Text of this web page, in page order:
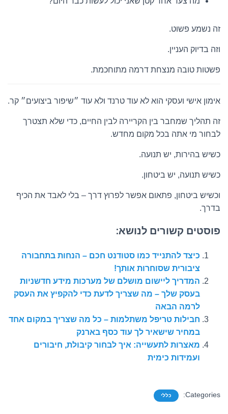
זה נשמע פשוט.
וזה בדיוק העניין.
פשטות טובה מנצחת דרמה מתוחכמת.
אימון אישי ועסקי הוא לא עוד טרנד ולא עוד ״שיפור ביצועים״ קר.
זה תהליך שמחבר בין הקריירה לבין החיים, כדי שלא תצטרך
לבחור מי אתה בכל מקום מחדש.
כשיש בהירות, יש תנועה.
כשיש תנועה, יש ביטחון.
וכשיש ביטחון, פתאום אפשר לפרוץ דרך – בלי לאבד את הכיף
בדרך.
פוסטים קשורים לנושא:
כיצד להתנייד כמו סטודנט חכם – הנחות בתחבורה
ציבורית שסוחרות אותך!
המדריך ליישום מושלם של מערכות מידע חדשניות
בעסק שלך – מה שצריך לדעת כדי להקפיץ את העסק
לרמה הבאה
חבילות טריפל משתלמות – כל מה שצריך במקום אחד
במחיר שישאיר לך עוד כסף בארנק
מאצרות לתעשייה: איך לבחור קיבולת, חיבורים
ועמידות כימית
Categories: כללי